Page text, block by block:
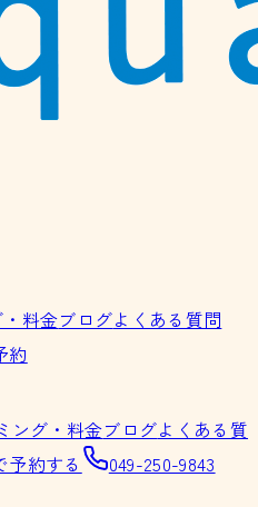
・料金ブログよくある質問
約
ング・料金ブログよくある質
予約する 049-250-9843